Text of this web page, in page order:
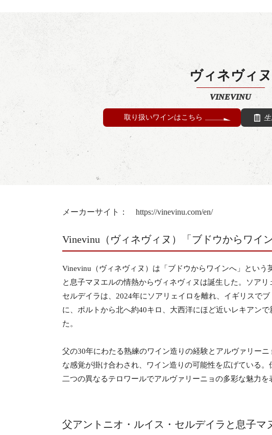
ヴィネヴィヌ
VINEVINU
取り扱いワインはこちら
メーカーサイト： https://vinevinu.com/en/
Vinevinu（ヴィネヴィヌ）「ブドウからワイン
Vinevinu（ヴィネヴィヌ）は「ブドウからワインへ」とい
と息子マヌエルの情熱からヴィネヴィヌは誕生した。ソア
セルデイラは、2024年にソアリェイロを離れ、イギリスで
に、ポルトから北へ約40キロ、大西洋にほど近いレキアン
た。
父の30年にわたる熟練のワイン造りの経験とアルヴァリー
な感覚が掛け合わされ、ワイン造りの可能性を広げている
二つの異なるテロワールでアルヴァリーニョの多彩な魅力を
父アントニオ・ルイス・セルデイラと息子マ